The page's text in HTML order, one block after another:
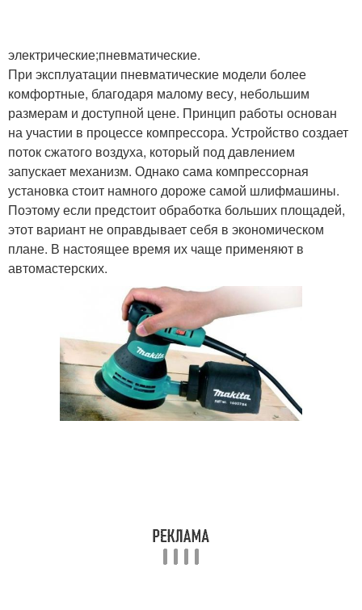
электрические;пневматические.
При эксплуатации пневматические модели более
комфортные, благодаря малому весу, небольшим
размерам и доступной цене. Принцип работы основан
на участии в процессе компрессора. Устройство создает
поток сжатого воздуха, который под давлением
запускает механизм. Однако сама компрессорная
установка стоит намного дороже самой шлифмашины.
Поэтому если предстоит обработка больших площадей,
этот вариант не оправдывает себя в экономическом
плане. В настоящее время их чаще применяют в
автомастерских.